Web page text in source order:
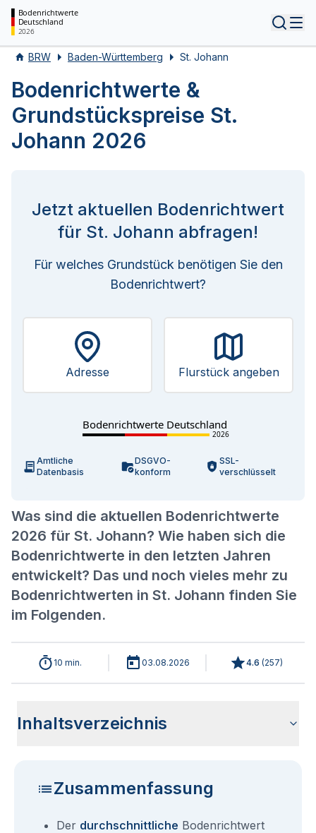
Bodenrichtwerte
Deutschland
2026
BRW Baden-Württemberg St. Johann
Bodenrichtwerte &
Grundstückspreise St.
Johann 2026
Was sind die aktuellen Bodenrichtwerte
2026 für St. Johann? Wie haben sich die
Bodenrichtwerte in den letzten Jahren
entwickelt? Das und noch vieles mehr zu
Bodenrichtwerten in St. Johann finden Sie
im Folgenden.
Jetzt aktuellen Bodenrichtwert
für St. Johann abfragen!
Für welches Grundstück benötigen Sie den
Bodenrichtwert?
Adresse Flurstück angeben
Bodenrichtwerte Deutschland
2026
Amtliche
Datenbasis
DSGVO-
konform
SSL-
verschlüsselt
10 min. 03.08.2026 4.6 (257)
Inhaltsverzeichnis
Zusammenfassung
Der durchschnittliche Bodenrichtwert